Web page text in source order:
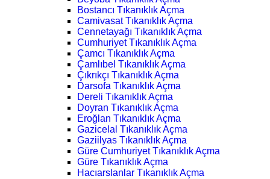
Bostancı Tıkanıklık Açma
Camivasat Tıkanıklık Açma
Cennetayağı Tıkanıklık Açma
Cumhuriyet Tıkanıklık Açma
Çamcı Tıkanıklık Açma
Çamlıbel Tıkanıklık Açma
Çıkrıkçı Tıkanıklık Açma
Darsofa Tıkanıklık Açma
Dereli Tıkanıklık Açma
Doyran Tıkanıklık Açma
Eroğlan Tıkanıklık Açma
Gazicelal Tıkanıklık Açma
Gaziilyas Tıkanıklık Açma
Güre Cumhuriyet Tıkanıklık Açma
Güre Tıkanıklık Açma
Hacıarslanlar Tıkanıklık Açma